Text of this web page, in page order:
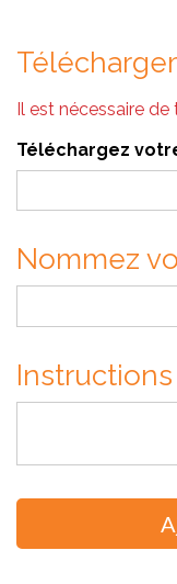
Il est nécessaire
Téléchargez
Nommez